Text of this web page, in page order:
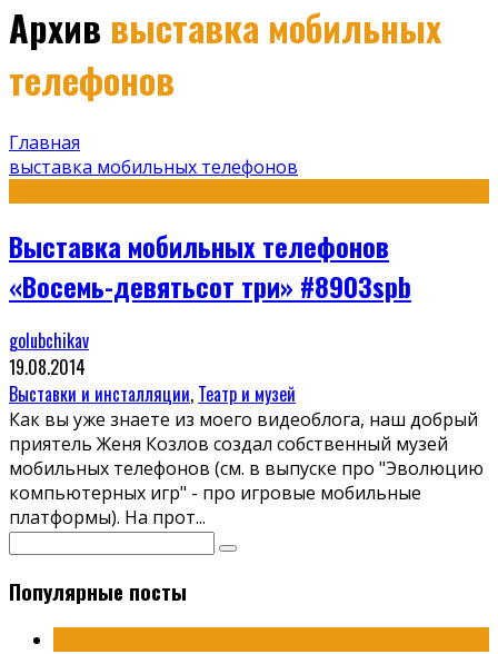
Архив выставка мобильных
телефонов
Главная
выставка мобильных телефонов
Выставка мобильных телефонов
«Восемь-девятьсот три» #8903spb
golubchikav
19.08.2014
Выставки и инсталляции, Театр и музей
Как вы уже знаете из моего видеоблога, наш добрый
приятель Женя Козлов создал собственный музей
мобильных телефонов (см. в выпуске про "Эволюцию
компьютерных игр" - про игровые мобильные
платформы). На прот...
Популярные посты